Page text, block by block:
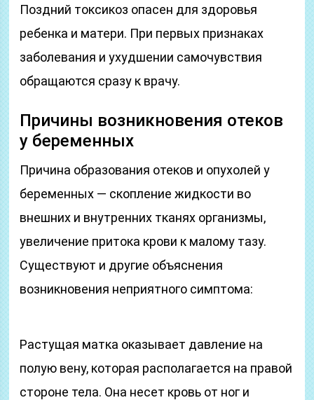
Поздний токсикоз опасен для здоровья
ребенка и матери. При первых признаках
заболевания и ухудшении самочувствия
обращаются сразу к врачу.
Причины возникновения отеков
у беременных
Причина образования отеков и опухолей у
беременных — скопление жидкости во
внешних и внутренних тканях организмы,
увеличение притока крови к малому тазу.
Существуют и другие объяснения
возникновения неприятного симптома:
Растущая матка оказывает давление на
полую вену, которая располагается на правой
стороне тела. Она несет кровь от ног и